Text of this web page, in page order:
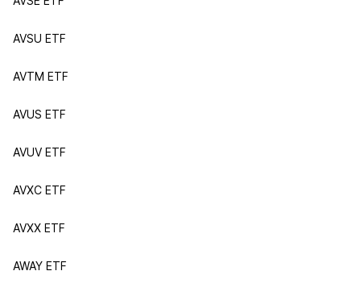
AVSU ETF
AVTM ETF
AVUS ETF
AVUV ETF
AVXC ETF
AVXX ETF
AWAY ETF